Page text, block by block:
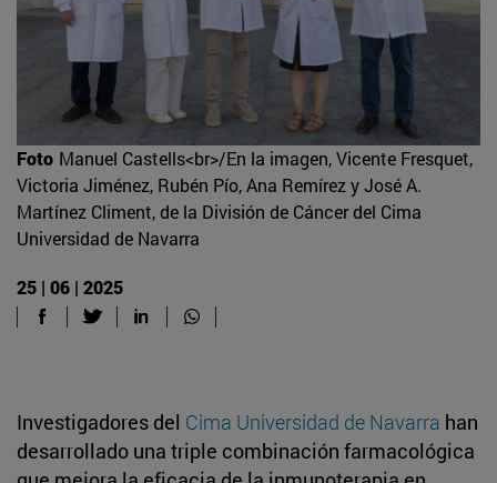
Foto Manuel Castells<br>/En la imagen, Vicente Fresquet,
Victoria Jiménez, Rubén Pío, Ana Remírez y José A.
Martínez Climent, de la División de Cáncer del Cima
Universidad de Navarra
25 | 06 | 2025
Investigadores del Cima Universidad de Navarra han
desarrollado una triple combinación farmacológica